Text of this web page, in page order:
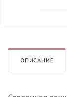
ОПИСАНИЕ